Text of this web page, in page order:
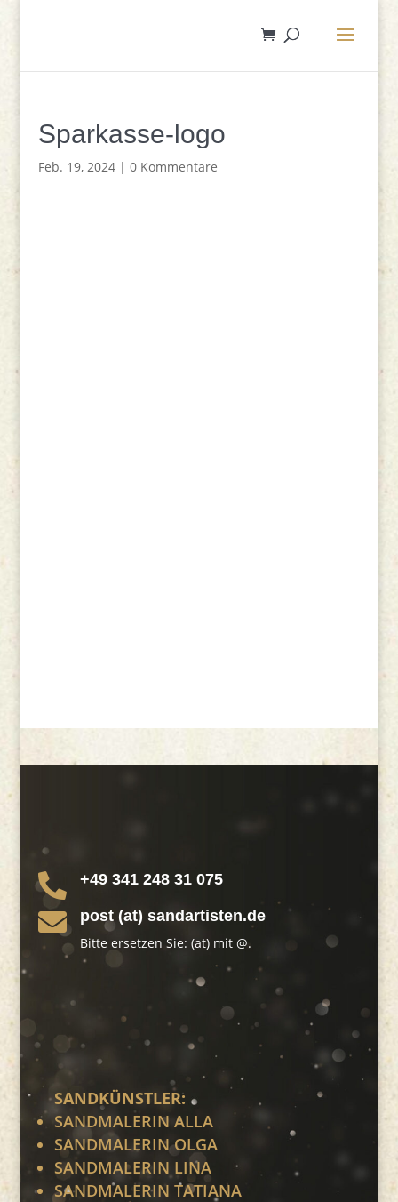
Sparkasse-logo
Feb. 19, 2024| 0 Kommentare
 +49 341 248 31 075
 post (at) sandartisten.de
Bitte ersetzen Sie: (at) mit @.
SANDKÜNSTLER:
SANDMALERIN ALLA
SANDMALERIN OLGA
SANDMALERIN LINA
SANDMALERIN TATIANA